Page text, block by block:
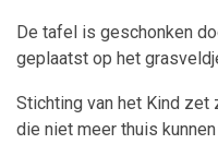
De tafel is geschonken
geplaatst op het
Stichting van het Kind zet
die niet meer thuis